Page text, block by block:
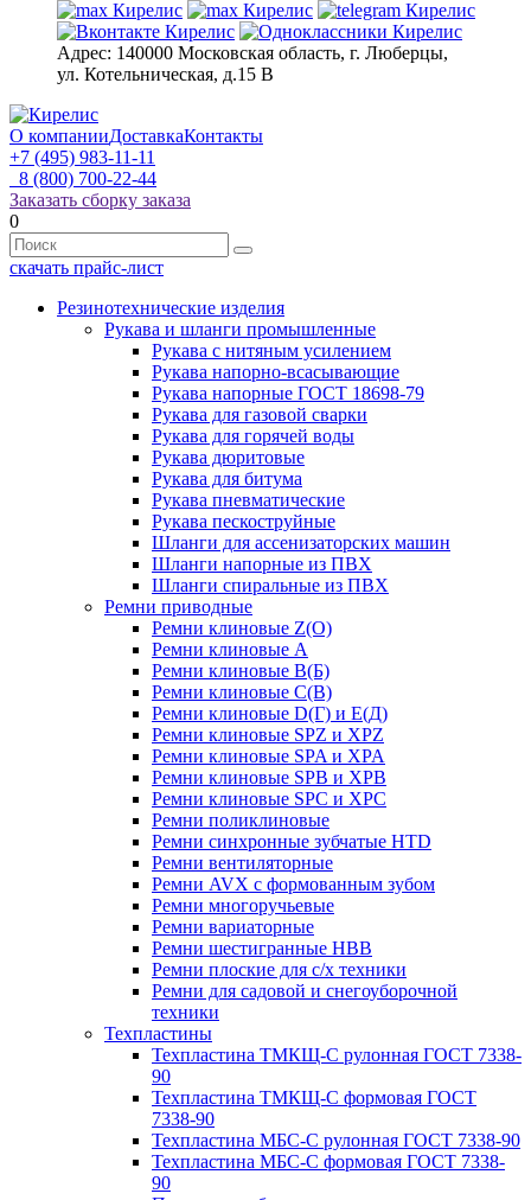
Адрес: 140000 Московская область, г. Люберцы,
ул. Котельническая, д.15 В
О компанииДоставкаКонтакты
+7 (495) 983-11-11
8 (800) 700-22-44
Заказать сборку заказа
0
скачать прайс-лист
Резинотехнические изделия
Рукава и шланги промышленные
Рукава с нитяным усилением
Рукава напорно-всасывающие
Рукава напорные ГОСТ 18698-79
Рукава для газовой сварки
Рукава для горячей воды
Рукава дюритовые
Рукава для битума
Рукава пневматические
Рукава пескоструйные
Шланги для ассенизаторских машин
Шланги напорные из ПВХ
Шланги спиральные из ПВХ
Ремни приводные
Ремни клиновые Z(О)
Ремни клиновые А
Ремни клиновые В(Б)
Ремни клиновые С(В)
Ремни клиновые D(Г) и Е(Д)
Ремни клиновые SPZ и XPZ
Ремни клиновые SPA и XPA
Ремни клиновые SPB и XPB
Ремни клиновые SPC и XPC
Ремни поликлиновые
Ремни синхронные зубчатые HTD
Ремни вентиляторные
Ремни AVX с формованным зубом
Ремни многоручьевые
Ремни вариаторные
Ремни шестигранные HBB
Ремни плоские для с/х техники
Ремни для садовой и снегоуборочной
техники
Техпластины
Техпластина ТМКЩ-С рулонная ГОСТ 7338-
90
Техпластина ТМКЩ-С формовая ГОСТ
7338-90
Техпластина МБС-С рулонная ГОСТ 7338-90
Техпластина МБС-С формовая ГОСТ 7338-
90